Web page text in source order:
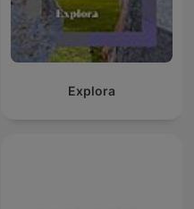
Explora